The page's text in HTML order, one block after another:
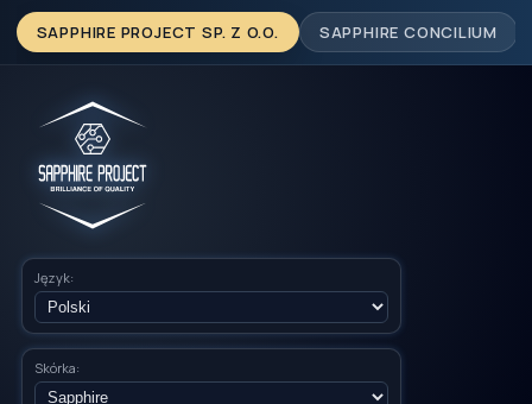
SAPPHIRE PROJECT SP. Z O.O. SAPPHIRE CONCILIUM
Język:
Skórka: